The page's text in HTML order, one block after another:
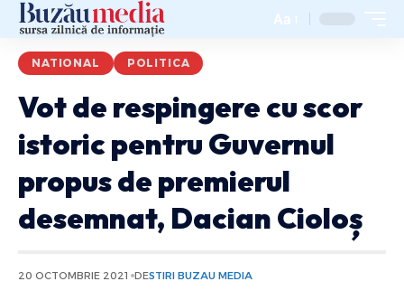
Aa
NATIONAL POLITICA
Vot de respingere cu scor
istoric pentru Guvernul
propus de premierul
desemnat, Dacian Cioloș
20 OCTOMBRIE 2021 DESTIRI BUZAU MEDIA